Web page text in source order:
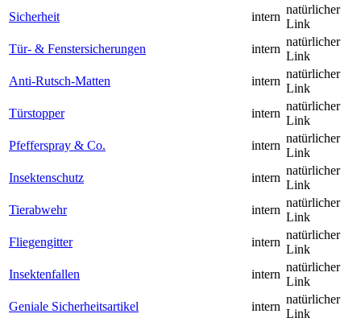
Sicherheit
intern
natürlicher
Link
Tür- & Fenstersicherungen
intern
natürlicher
Link
Anti-Rutsch-Matten
intern
natürlicher
Link
Türstopper
intern
natürlicher
Link
Pfefferspray & Co.
intern
natürlicher
Link
Insektenschutz
intern
natürlicher
Link
Tierabwehr
intern
natürlicher
Link
Fliegengitter
intern
natürlicher
Link
Insektenfallen
intern
natürlicher
Link
Geniale Sicherheitsartikel
intern
natürlicher
Link